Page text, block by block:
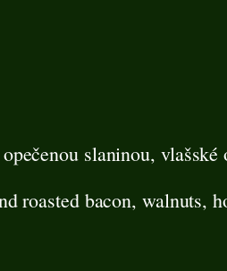
slaninou,
roasted bacon, walnuts,